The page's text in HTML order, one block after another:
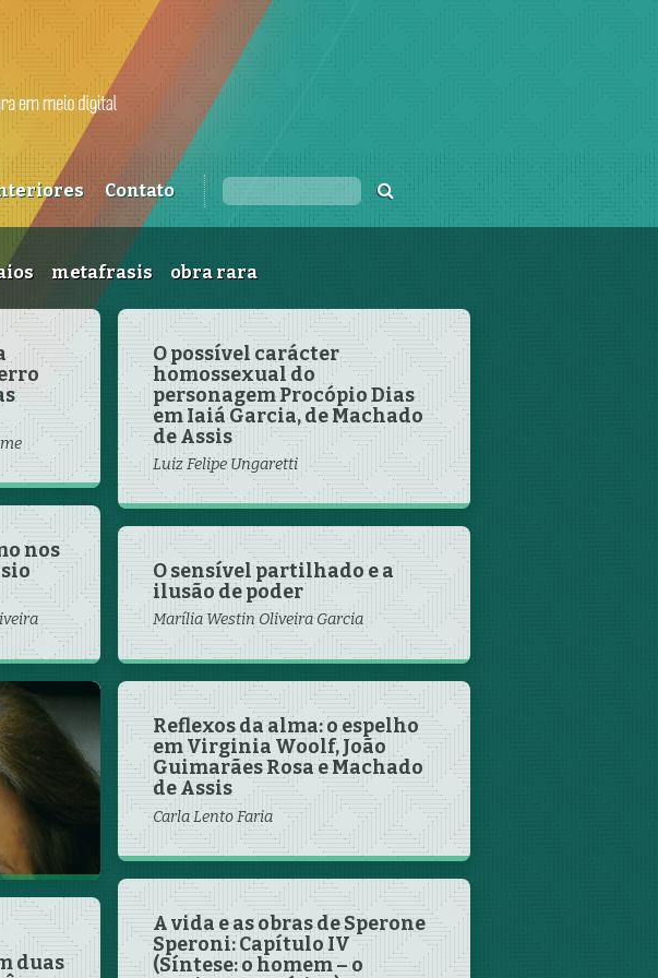
Contato
metafrasis obra rara
nos
duas
O possível carácter
homossexual do
personagem Procópio Dias
em Iaiá Garcia, de Machado
de Assis
Luiz Felipe Ungaretti
O sensível partilhado e a
ilusão de poder
Marília Westin Oliveira Garcia
Reflexos da alma: o espelho
em Virginia Woolf, João
Guimarães Rosa e Machado
de Assis
Carla Lento Faria
A vida e as obras de Sperone
Speroni: Capítulo IV
(Síntese: o homem – o